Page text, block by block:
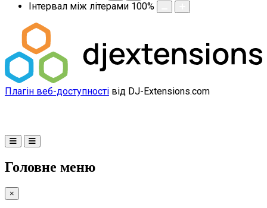
Інтервал між літерами 100%
Плагін веб-доступності від DJ-Extensions.com
Головне меню
×